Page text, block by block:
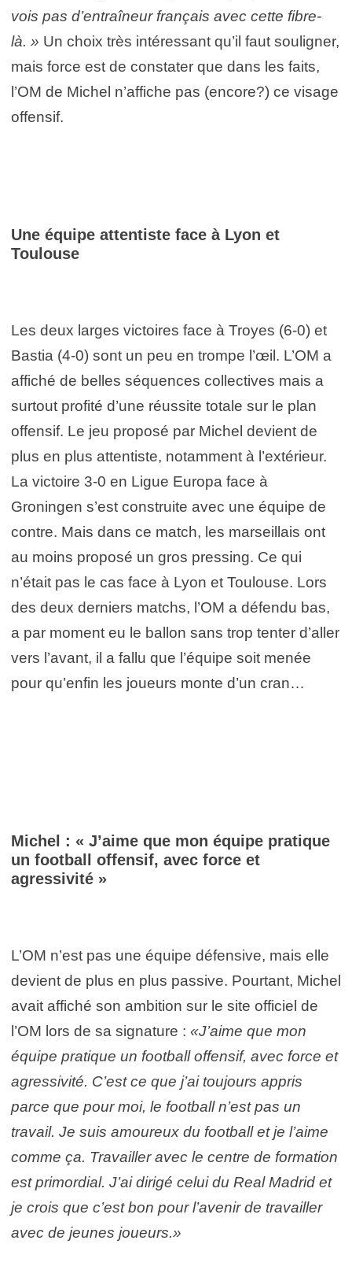
vois pas d’entraîneur français avec cette fibre-
là. » Un choix très intéressant qu’il faut souligner,
mais force est de constater que dans les faits,
l’OM de Michel n’affiche pas (encore?) ce visage
offensif.
Une équipe attentiste face à Lyon et
Toulouse
Les deux larges victoires face à Troyes (6-0) et
Bastia (4-0) sont un peu en trompe l’œil. L’OM a
affiché de belles séquences collectives mais a
surtout profité d’une réussite totale sur le plan
offensif. Le jeu proposé par Michel devient de
plus en plus attentiste, notamment à l’extérieur.
La victoire 3-0 en Ligue Europa face à
Groningen s’est construite avec une équipe de
contre. Mais dans ce match, les marseillais ont
au moins proposé un gros pressing. Ce qui
n’était pas le cas face à Lyon et Toulouse. Lors
des deux derniers matchs, l’OM a défendu bas,
a par moment eu le ballon sans trop tenter d’aller
vers l’avant, il a fallu que l’équipe soit menée
pour qu’enfin les joueurs monte d’un cran…
Michel : « J’aime que mon équipe pratique
un football offensif, avec force et
agressivité »
L’OM n’est pas une équipe défensive, mais elle
devient de plus en plus passive. Pourtant, Michel
avait affiché son ambition sur le site officiel de
l’OM lors de sa signature : «J’aime que mon
équipe pratique un football offensif, avec force et
agressivité. C’est ce que j’ai toujours appris
parce que pour moi, le football n’est pas un
travail. Je suis amoureux du football et je l’aime
comme ça. Travailler avec le centre de formation
est primordial. J’ai dirigé celui du Real Madrid et
je crois que c’est bon pour l’avenir de travailler
avec de jeunes joueurs.»